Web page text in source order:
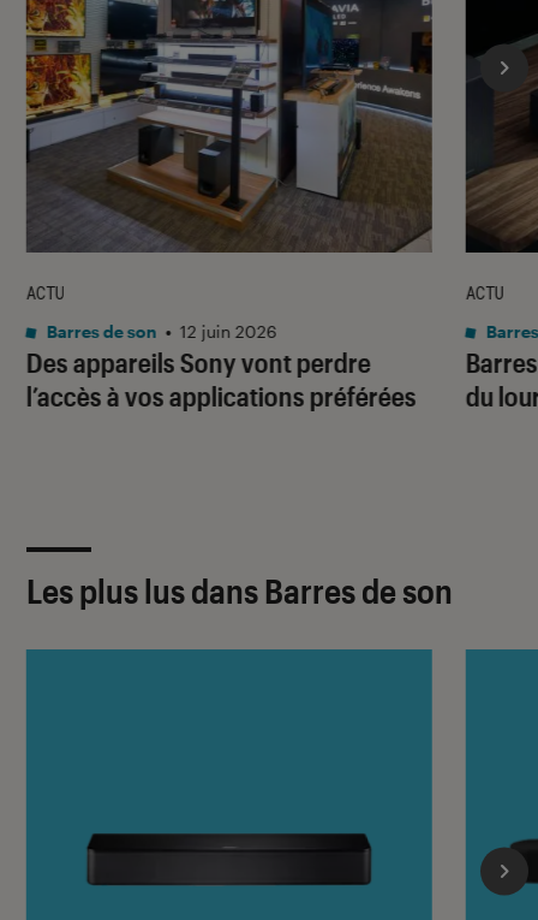
Des appareils Sony vont perdre
l’accès à vos applications préférées
ACTU
Barres de son • 12 juin 2026
du
ACTU
Les plus lus dans Barres de son